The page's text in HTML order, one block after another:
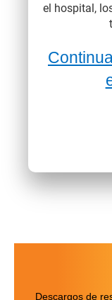
el hospital,
Descargos de